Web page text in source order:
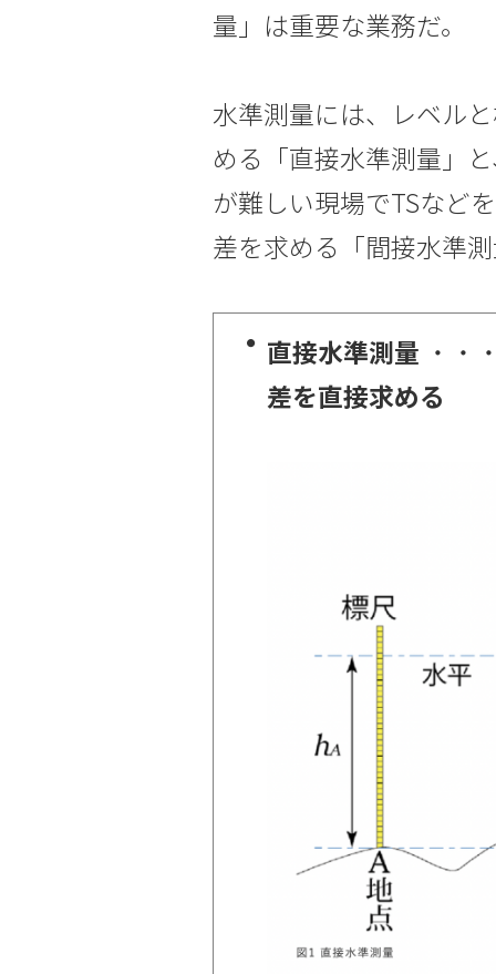
量」は重要な業務だ。
水準測量には、レベル
める「直接水準測量」
が難しい現場でTSなど
差を求める「間接水準
直接水準測量 ・・
差を直接求める